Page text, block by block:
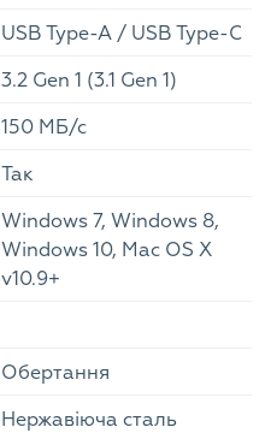
USB Type-A / USB Type-C
3.2 Gen 1 (3.1 Gen 1)
150 МБ/с
Так
Windows 7, Windows 8,
Windows 10, Mac OS X
v10.9+
Обертання
Нержавіюча сталь